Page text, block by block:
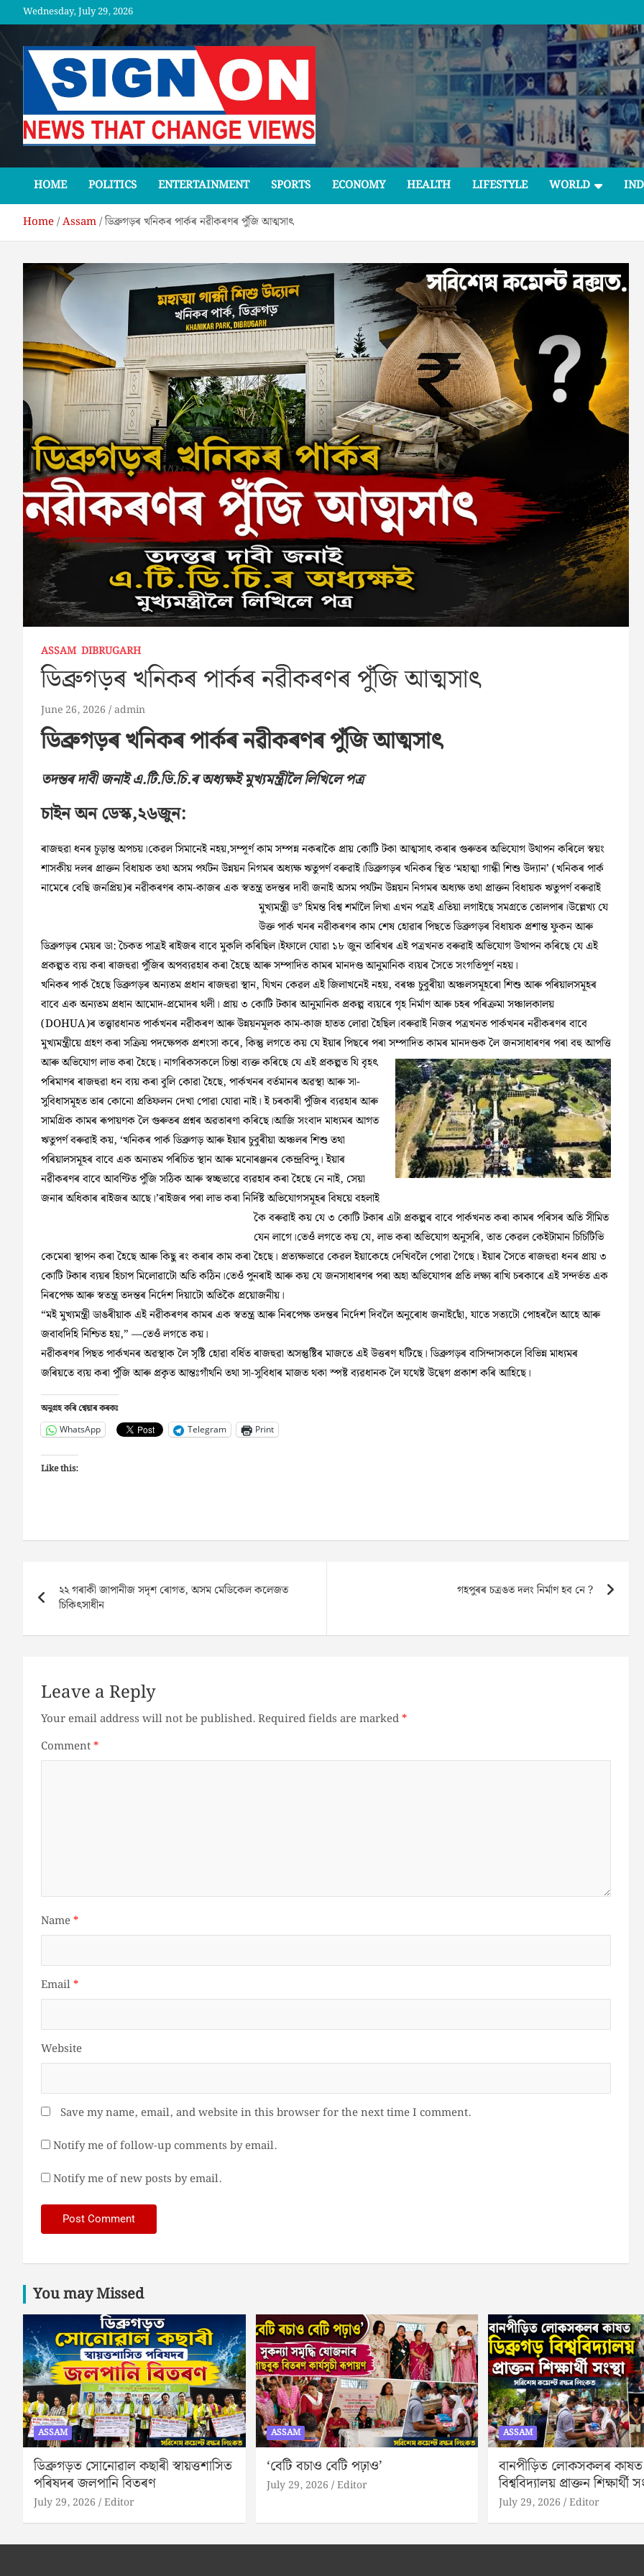
to
Wednesday, July 29, 2026
SGNON
HOME POLITICS ENTERTAINMENT SPORTS ECONOMY HEALTH LIFESTYLE WORLD
Home Assam ডিব্ৰুগড়ৰ খনিকৰ পাৰ্কৰ নৱীকৰণৰ পুঁজি আত্মসাৎ
ASSAM DIBRUGARH
ডিব্ৰুগড়ৰ খনিকৰ পাৰ্কৰ নৱীকৰণৰ পুঁজি আত্মসাৎ
June 26, 2026 admin
ডিব্ৰুগড়ৰ খনিকৰ পাৰ্কৰ নৱীকৰণৰ পুঁজি আত্মসাৎ
তদন্তৰ দাবী জনাই এ.টি.ডি.চি.ৰ অধ্যক্ষই মুখ্যমন্ত্ৰীলৈ লিখিলে পত্ৰ
চাইন অন ডেস্ক,২৬জুন:
ৰাজহুৱা ধনৰ চূড়ান্ত অপচয়।কেৱল সিমানেই নহয়,সম্পূৰ্ণ কাম সম্পন্ন নকৰাকৈ প্ৰায় কোটি টকা আত্মসাৎ কৰাৰ গুৰুতৰ অভিযোগ উথাপন কৰিলে স্বয়ং
শাসকীয় দলৰ প্ৰাক্তন বিধায়ক তথা অসম পৰ্যটন উন্নয়ন নিগমৰ অধ্যক্ষ ঋতুপৰ্ণ বৰুৱাই।ডিব্ৰুগড়ৰ খনিকৰ স্থিত ‘মহাত্মা গান্ধী শিশু উদ্যান’ (খনিকৰ পাৰ্ক
নামেৰে বেছি জনপ্ৰিয়)ৰ নৱীকৰণৰ কাম-কাজৰ এক স্বতন্ত্ৰ তদন্তৰ দাবী জনাই অসম পৰ্যটন উন্নয়ন নিগমৰ অধ্যক্ষ তথা প্ৰাক্তন বিধায়ক ঋতুপৰ্ণবৰুৱাই
মুখ্যমন্ত্ৰী ড° হিমন্ত বিশ্ব শৰ্মালৈ লিখা এখন পত্ৰই এতিয়া লগাইছে সমগ্ৰতে তোলপাৰ।উল্লেখ্য যে
উক্ত পাৰ্ক খনৰ নৱীকৰণৰ কাম শেষ হোৱাৰ পিছতে ডিব্ৰুগড়ৰ বিধায়ক প্ৰশান্ত ফুকন আৰু
ডিব্ৰুগড়ৰ মেয়ৰ ডা: চৈকত পাত্ৰই ৰাইজৰ বাবে মুকলি কৰিছিল।ইফালে যোৱা ১৮ জুন তাৰিখৰ এই পত্ৰখনত বৰুৱাই অভিযোগ উত্থাপন কৰিছে যে এই
প্ৰকল্পত ব্যয় কৰা ৰাজহুৱা পুঁজিৰ অপব্যৱহাৰ কৰা হৈছে আৰু সম্পাদিত কামৰ মানদণ্ড আনুমানিক ব্যয়ৰ সৈতে সংগতিপূৰ্ণ নহয়।
খনিকৰ পাৰ্ক হৈছে ডিব্ৰুগড়ৰ অন্যতম প্ৰধান ৰাজহুৱা স্থান, যিখন কেৱল এই জিলাখনেই নহয়, বৰঞ্চ চুবুৰীয়া অঞ্চলসমূহৰো শিশু আৰু পৰিয়ালসমূহৰ
বাবে এক অন্যতম প্ৰধান আমোদ-প্ৰমোদৰ থলী। প্ৰায় ৩ কোটি টকাৰ আনুমানিক প্ৰকল্প ব্যয়ৰে গৃহ নিৰ্মাণ আৰু চহৰ পৰিক্ৰমা সঞ্চালকালয়
(DOHUA)ৰ তত্ত্বাৱধানত পাৰ্কখনৰ নৱীকৰণ আৰু উন্নয়নমূলক কাম-কাজ হাতত লোৱা হৈছিল।বৰুৱাই নিজৰ পত্ৰখনত পাৰ্কখনৰ নৱীকৰণৰ বাবে
মুখ্যমন্ত্ৰীয়ে গ্ৰহণ কৰা সক্ৰিয় পদক্ষেপক প্ৰশংসা কৰে, কিন্তু লগতে কয় যে ইয়াৰ পিছৰে পৰা সম্পাদিত কামৰমানদণ্ডক লৈ জনসাধাৰণৰ পৰা বহু আপত্তি
আৰু অভিযোগ লাভ কৰা হৈছে। নাগৰিকসকলে চিন্তা ব্যক্ত কৰিছে যে এই প্ৰকল্পত যি বৃহৎ
পৰিমাণৰ ৰাজহুৱা ধন ব্যয় কৰা বুলি কোৱা হৈছে, পাৰ্কখনৰ বৰ্তমানৰ অৱস্থা আৰু সা-
সুবিধাসমূহত তাৰ কোনো প্ৰতিফলন দেখা পোৱা যোৱা নাই। ই চৰকাৰী পুঁজিৰ ব্যৱহাৰ আৰু
সামগ্ৰিক কামৰ ৰূপায়ণক লৈ গুৰুতৰ প্ৰশ্নৰ অৱতাৰণা কৰিছে।আজি সংবাদ মাধ্যমৰ আগত
ঋতুপৰ্ণ বৰুৱাই কয়, ‘খনিকৰ পাৰ্ক ডিব্ৰুগড় আৰু ইয়াৰ চুবুৰীয়া অঞ্চলৰ শিশু তথা
পৰিয়ালসমূহৰ বাবে এক অন্যতম পৰিচিত স্থান আৰু মনোৰঞ্জনৰ কেন্দ্ৰবিন্দু। ইয়াৰ
নৱীকৰণৰ বাবে আবণ্টিত পুঁজি সঠিক আৰু স্বচ্ছভাৱে ব্যৱহাৰ কৰা হৈছে নে নাই, সেয়া
জনাৰ অধিকাৰ ৰাইজৰ আছে।’ৰাইজৰ পৰা লাভ কৰা নিৰ্দিষ্ট অভিযোগসমূহৰ বিষয়ে বহলাই
কৈ বৰুৱাই কয় যে ৩ কোটি টকাৰ এটা প্ৰকল্পৰ বাবে পাৰ্কখনত কৰা কামৰ পৰিসৰ অতি সীমিত
যেন লাগে।তেওঁ লগতে কয় যে, লাভ কৰা অভিযোগ অনুসৰি, তাত কেৱল কেইটামান চিচিটিভি
কেমেৰা স্থাপন কৰা হৈছে আৰু কিছু ৰং কৰাৰ কাম কৰা হৈছে। প্ৰত্যক্ষভাৱে কেৱল ইয়াকেহে দেখিবলৈ পোৱা গৈছে। ইয়াৰ সৈতে ৰাজহুৱা ধনৰ প্ৰায় ৩
কোটি টকাৰ ব্যয়ৰ হিচাপ মিলোৱাটো অতি কঠিন।তেওঁ পুনৰাই আৰু কয় যে জনসাধাৰণৰ পৰা অহা অভিযোগৰ প্ৰতি লক্ষ্য ৰাখি চৰকাৰে এই সন্দৰ্ভত এক
নিৰপেক্ষ আৰু স্বতন্ত্ৰ তদন্তৰ নিৰ্দেশ দিয়াটো অতিকৈ প্ৰয়োজনীয়।
“মই মুখ্যমন্ত্ৰী ডাঙৰীয়াক এই নৱীকৰণৰ কামৰ এক স্বতন্ত্ৰ আৰু নিৰপেক্ষ তদন্তৰ নিৰ্দেশ দিবলৈ অনুৰোধ জনাইছোঁ, যাতে সত্যটো পোহৰলৈ আহে আৰু
জবাবদিহি নিশ্চিত হয়,” —তেওঁ লগতে কয়।
নৱীকৰণৰ পিছত পাৰ্কখনৰ অৱস্থাক লৈ সৃষ্টি হোৱা বৰ্ধিত ৰাজহুৱা অসন্তুষ্টিৰ মাজতে এই উত্তৰণ ঘটিছে। ডিব্ৰুগড়ৰ বাসিন্দাসকলে বিভিন্ন মাধ্যমৰ
জৰিয়তে ব্যয় কৰা পুঁজি আৰু প্ৰকৃত আন্তঃগাঁথনি তথা সা-সুবিধাৰ মাজত থকা স্পষ্ট ব্যৱধানক লৈ যথেষ্ট উদ্বেগ প্ৰকাশ কৰি আহিছে।
অনুগ্ৰহ কৰি শ্বেয়াৰ কৰকঃ
WhatsApp Telegram Print
Like this:
navigation
২২ গৰাকী জাপানীজ সদৃশ ৰোগত, অসম মেডিকেল কলেজত
চিকিৎসাধীন
গহপুৰৰ চত্ৰঙত দলং নিৰ্মাণ হব নে ?
Leave a Reply
Your email address will not be published.Required fields are marked*
Comment*
Name*
Email*
Website
Save my name, email, and website in this browser for the next time I comment.
Notify me of follow-up comments by email.
Notify me of new posts by email.
You may Missed
ASSAM
ডিব্ৰুগড়ত সোনোৱাল কছাৰী স্বায়ত্তশাসিত
পৰিষদৰ জলপানি বিতৰণ
July 29, 2026 Editor
ASSAM
‘বেটি বচাও বেটি পঢ়াও’
July 29, 2026 Editor
ASSAM
বানপীড়িত লোকসকলৰ
বিশ্ববিদ্যালয় প্ৰাক্তন শিক্ষাৰ্থী
July 29, 2026 Editor